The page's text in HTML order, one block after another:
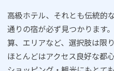
高級ホテル、それとも伝統的
通りの宿が必ず見つかります
算、エリアなど、選択肢は限
ほとんどはアクセス良好な都